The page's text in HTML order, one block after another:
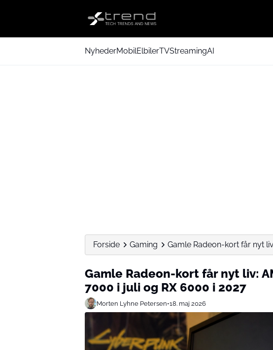
NyhederMobilElbilerTVStreamingAI
Forside Gaming Gamle Radeon-kort får nyt
Gamle Radeon-kort får nyt liv:
7000 i juli og RX 6000 i 2027
Morten Lyhne Petersen•18. maj 2026